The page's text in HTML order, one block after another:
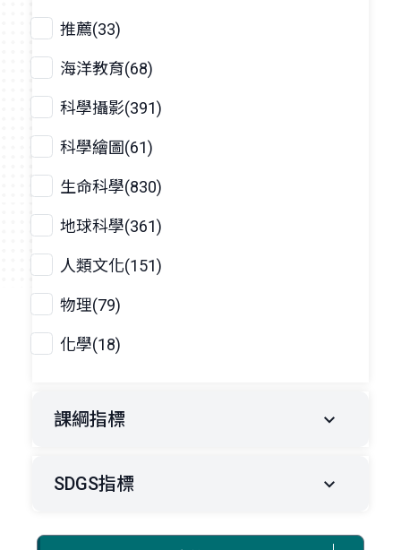
推薦(33)
海洋教育(68)
科學攝影(391)
科學繪圖(61)
生命科學(830)
地球科學(361)
人類文化(151)
物理(79)
化學(18)
課綱指標
SDGS指標